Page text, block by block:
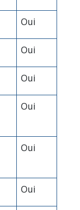
Oui
Oui
Oui
Oui
Oui
Oui